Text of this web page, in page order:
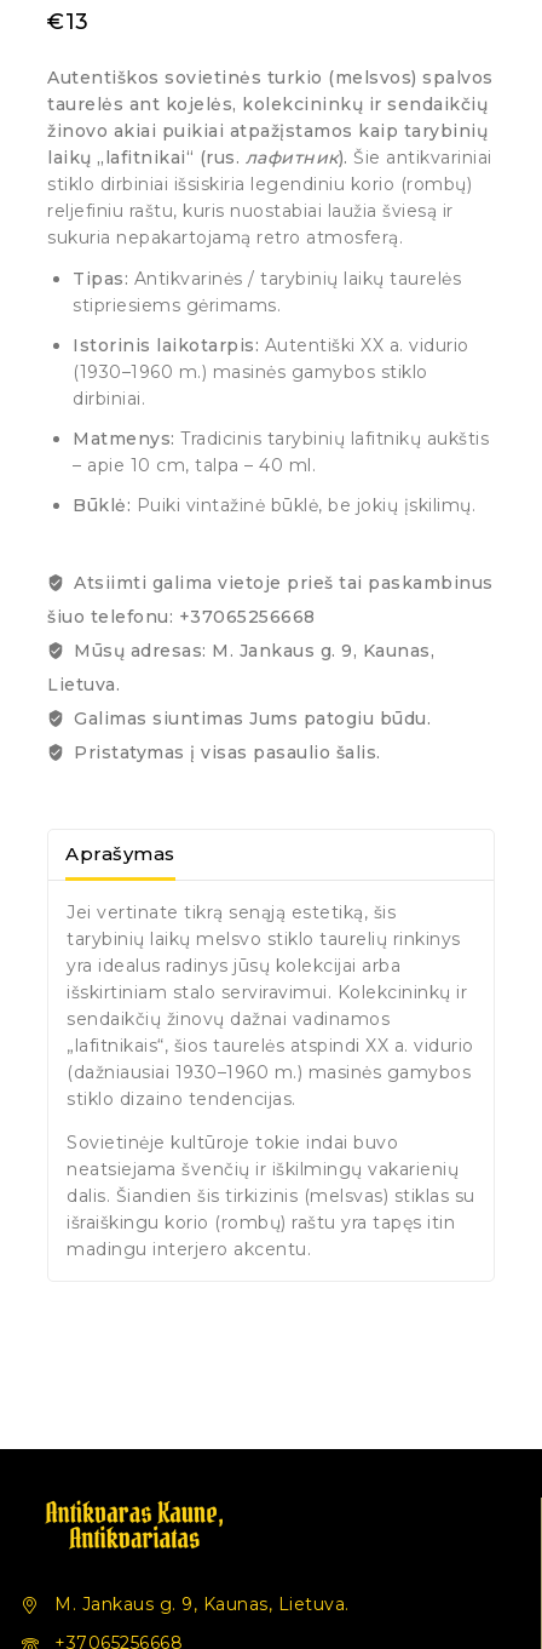
€13
Autentiškos sovietinės turkio (melsvos) spalvos
taurelės ant kojelės, kolekcininkų ir sendaikčių
žinovo akiai puikiai atpažįstamos kaip tarybinių
laikų „lafitnikai“ (rus. лафитник). Šie antikvariniai
stiklo dirbiniai išsiskiria legendiniu korio (rombų)
reljefiniu raštu, kuris nuostabiai laužia šviesą ir
sukuria nepakartojamą retro atmosferą.
Tipas: Antikvarinės / tarybinių laikų taurelės
stipriesiems gėrimams.
Istorinis laikotarpis: Autentiški XX a. vidurio
(1930–1960 m.) masinės gamybos stiklo
dirbiniai.
Matmenys: Tradicinis tarybinių lafitnikų aukštis
– apie 10 cm, talpa – 40 ml.
Būklė: Puiki vintažinė būklė, be jokių įskilimų.
Atsiimti galima vietoje prieš tai paskambinus
šiuo telefonu: +37065256668
Mūsų adresas: M. Jankaus g. 9, Kaunas,
Lietuva.
Galimas siuntimas Jums patogiu būdu.
Pristatymas į visas pasaulio šalis.
Aprašymas
Jei vertinate tikrą senąją estetiką, šis
tarybinių laikų melsvo stiklo taurelių rinkinys
yra idealus radinys jūsų kolekcijai arba
išskirtiniam stalo serviravimui. Kolekcininkų ir
sendaikčių žinovų dažnai vadinamos
„lafitnikais“, šios taurelės atspindi XX a. vidurio
(dažniausiai 1930–1960 m.) masinės gamybos
stiklo dizaino tendencijas.
Sovietinėje kultūroje tokie indai buvo
neatsiejama švenčių ir iškilmingų vakarienių
dalis. Šiandien šis tirkizinis (melsvas) stiklas su
išraiškingu korio (rombų) raštu yra tapęs itin
madingu interjero akcentu.
M. Jankaus g. 9, Kaunas, Lietuva.
+37065256668